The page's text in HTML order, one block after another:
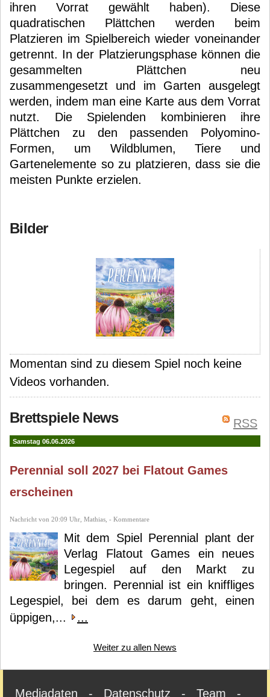
ihren Vorrat gewählt haben). Diese
quadratischen Plättchen werden beim
Platzieren im Spielbereich wieder voneinander
getrennt. In der Platzierungsphase können die
gesammelten Plättchen neu
zusammengesetzt und im Garten ausgelegt
werden, indem man eine Karte aus dem Vorrat
nutzt. Die Spielenden kombinieren ihre
Plättchen zu den passenden Polyomino-
Formen, um Wildblumen, Tiere und
Gartenelemente so zu platzieren, dass sie die
meisten Punkte erzielen.
Bilder
Momentan sind zu diesem Spiel noch keine
Videos vorhanden.
RSS
Brettspiele News
Samstag 06.06.2026
Perennial soll 2027 bei Flatout Games
erscheinen
Nachricht von 20:09 Uhr, Mathias, - Kommentare
Mit dem Spiel Perennial plant der
Verlag Flatout Games ein neues
Legespiel auf den Markt zu
bringen. Perennial ist ein kniffliges
Legespiel, bei dem es darum geht, einen
üppigen,...
...
Weiter zu allen News
Mediadaten - Datenschutz - Team -